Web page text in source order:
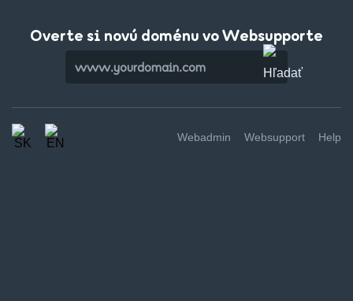
Overte si novú doménu vo Websupporte
Webadmin Websupport Help